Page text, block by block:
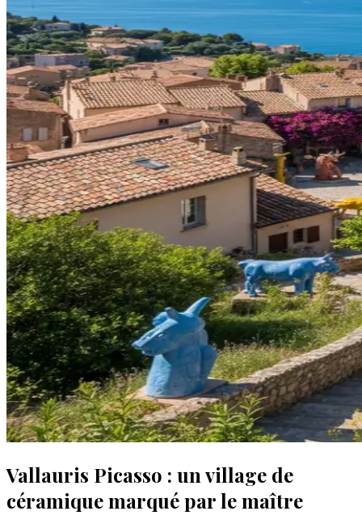
Vallauris Picasso : un village de
céramique marqué par le maître